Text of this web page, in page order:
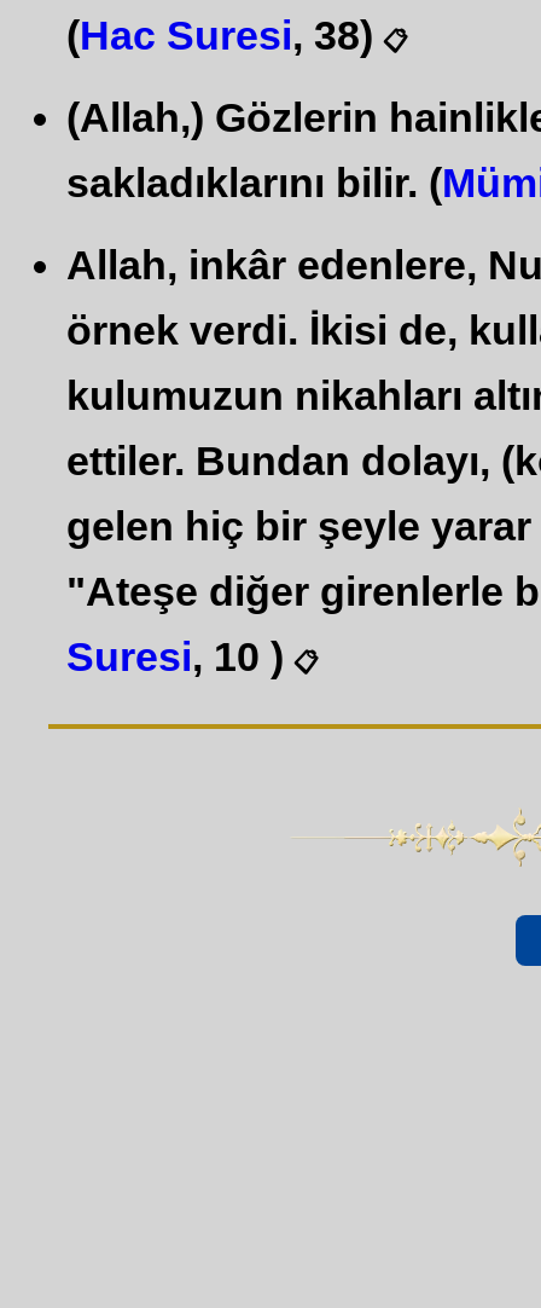
(Hac Suresi, 38) 📋
(Allah,) Gözlerin
sakladıklarını bilir. (
Allah, inkâr edenlere,
örnek verdi. İkisi de,
kulumuzun nikahları
ettiler. Bundan dolayı,
gelen hiç bir şeyle
"Ateşe diğer girenlerle
Suresi, 10 ) 📋